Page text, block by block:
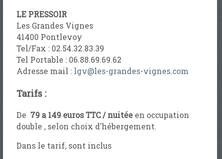
LE PRESSOIR
Les Grandes Vignes
41400 Pontlevoy
Tel/Fax : 02.54.32.83.39
Tel Portable : 06.88.69.69.62
Adresse mail : lgv@les-grandes-vignes.com
Tarifs :
De 79 a 149 euros TTC / nuitée en occupation
double , selon choix d’hébergement.
Dans le tarif, sont inclus